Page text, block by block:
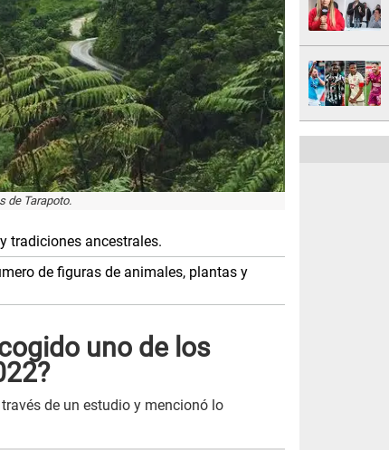
de Tarapoto.
tradiciones ancestrales.
de figuras de animales, plantas y
uno de los
de un estudio y mencionó lo